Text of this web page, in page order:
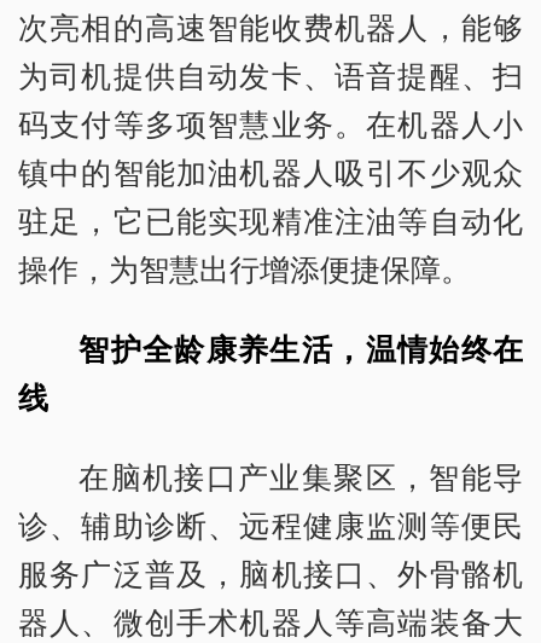
次亮相的高速智能收费机器人，能够
为司机提供自动发卡、语音提醒、扫
码支付等多项智慧业务。在机器人小
镇中的智能加油机器人吸引不少观众
驻足，它已能实现精准注油等自动化
操作，为智慧出行增添便捷保障。
智护全龄康养生活，温情始终在
线
在脑机接口产业集聚区，智能导
诊、辅助诊断、远程健康监测等便民
服务广泛普及，脑机接口、外骨骼机
器人、微创手术机器人等高端装备大